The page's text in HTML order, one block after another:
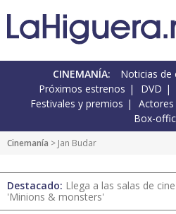
CINEMANÍA: Noticias de
Próximos estrenos
DVD
Festivales y premios
Actores
Box-
Cinemanía > Jan Budar
Destacado: Llega a las salas de
'Minions & monsters'